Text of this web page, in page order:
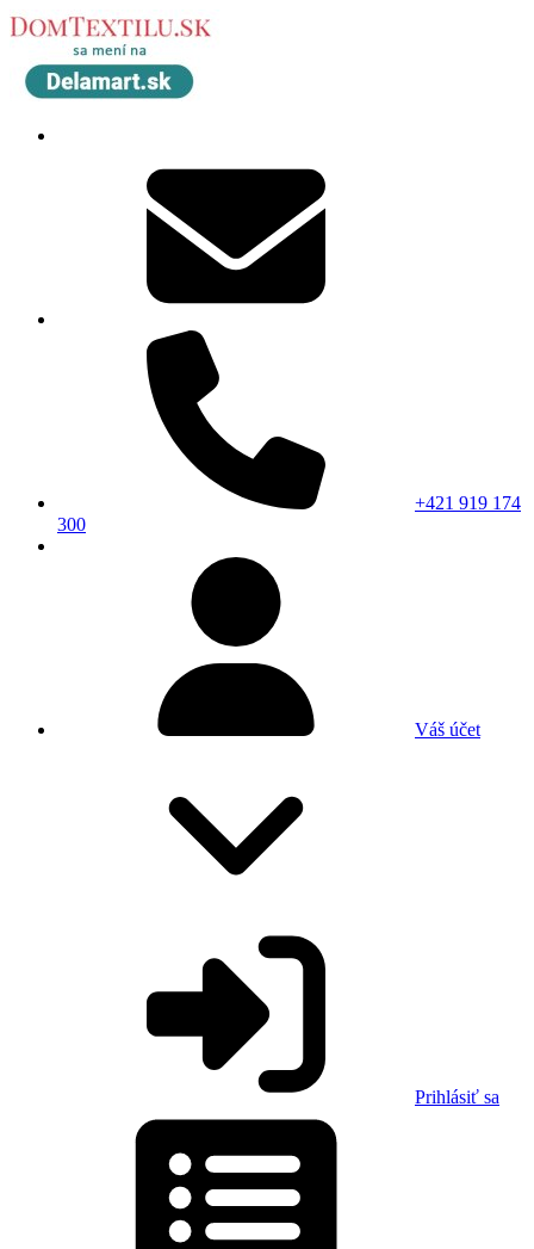
+421 919 174
300
Váš účet
Prihlásiť sa